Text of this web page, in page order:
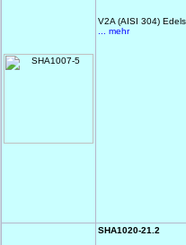
V2A (AISI 304)
... mehr
SHA1020-21.2